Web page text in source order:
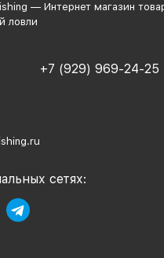
— Интернет магазин
ловли
+7 (929) 969-24-25
сетях: